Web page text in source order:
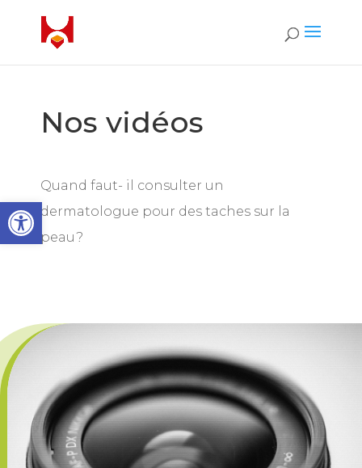
Open toolbar
Nos vidéos
Quand faut- il consulter un
dermatologue pour des taches sur la
peau?